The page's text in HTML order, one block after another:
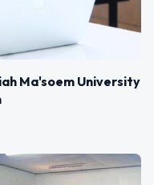
Ma'soem University